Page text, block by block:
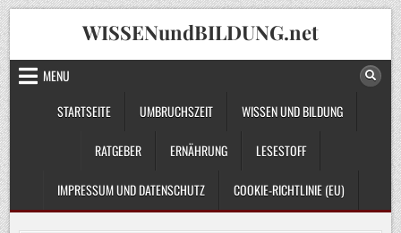
Skip
to
content
WISSENundBILDUNG.net
MENU
STARTSEITE
UMBRUCHSZEIT WISSEN UND BILDUNG
RATGEBER ERNÄHRUNG LESESTOFF
IMPRESSUM UND DATENSCHUTZ COOKIE-RICHTLINIE (EU)